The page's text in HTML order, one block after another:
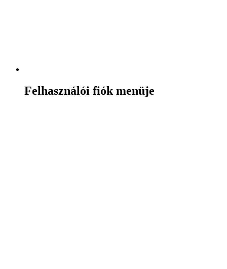
Felhasználói fiók menüje